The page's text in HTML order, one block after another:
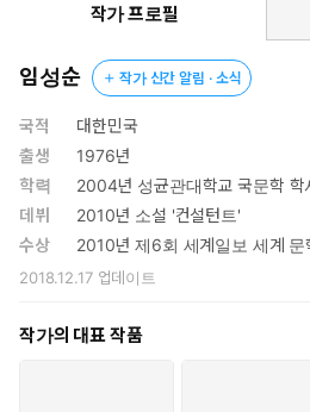
미컬하고 유려하게 쓰인 차진 문장으
임성순의 대표작은 ‘회사 3부작’이다.
들에게 가하는 폭력을 그린 데뷔작 『
2010), 자본주의를 비판하는 『컨설턴
는 상황을 그린 메타소설 『문근영은
최대다수의 최대행복 같은 사회적 공
히려 다정한 사람들이 살고 있다』(실
주의에 대해 질문하는 소설로 애초부
한편 이후 발표한 『극해』(은행나무,
설턴트』와 『문근영은 위험해』가
작가 프로필
임성순 작가 신간 알림 · 소식
국적
대한민국
출생
1976년
학력
2004년 성균관대학교 국문학 학
데뷔
2010년 소설 '컨설턴트'
수상
2010년 제6회 세계일보 세계 문
2018.12.17업데이트
작가의 대표 작품